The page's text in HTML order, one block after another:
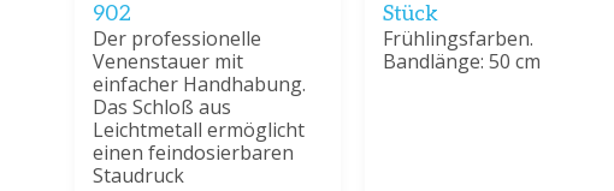
902
Der professionelle
Venenstauer mit
einfacher Handhabung.
Das Schloß aus
Leichtmetall ermöglicht
einen feindosierbaren
Staudruck
Stück
Frühlingsfarben.
Bandlänge: 50 cm